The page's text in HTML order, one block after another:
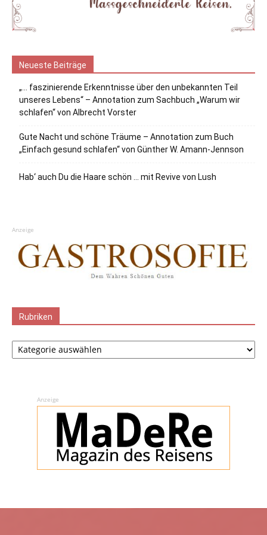
Neueste Beiträge
„… faszinierende Erkenntnisse über den unbekannten Teil
unseres Lebens“ – Annotation zum Sachbuch „Warum wir
schlafen“ von Albrecht Vorster
Gute Nacht und schöne Träume – Annotation zum Buch
„Einfach gesund schlafen“ von Günther W. Amann-Jennson
Hab‘ auch Du die Haare schön … mit Revive von Lush
Anzeige
Rubriken
Rubriken
Anzeige